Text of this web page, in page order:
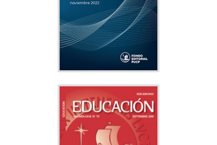
Indexado
EDUCACIÓN
Tema:
Educación
Editado por:
Departamento
de Educación